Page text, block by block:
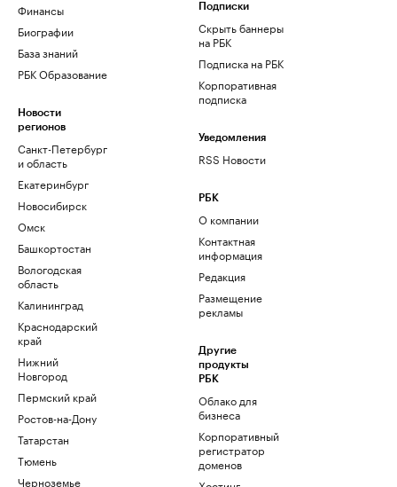
Финансы
Биографии
База знаний
РБК Образование
Новости
регионов
Санкт-Петербург
и область
Екатеринбург
Новосибирск
Омск
Башкортостан
Вологодская
область
Калининград
Краснодарский
край
Нижний
Новгород
Пермский край
Ростов-на-Дону
Татарстан
Тюмень
Черноземье
Подписки
Скрыть баннеры
на РБК
Подписка на РБК
Корпоративная
подписка
Уведомления
RSS Новости
РБК
О компании
Контактная
информация
Редакция
Размещение
рекламы
Другие
продукты
РБК
Облако для
бизнеса
Корпоративный
регистратор
доменов